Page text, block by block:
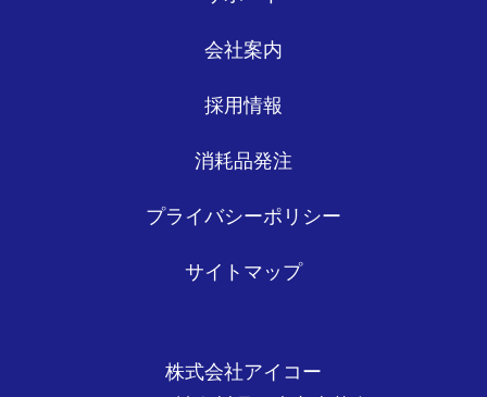
会社案内
採用情報
消耗品発注
プライバシーポリシー
サイトマップ
株式会社アイコー